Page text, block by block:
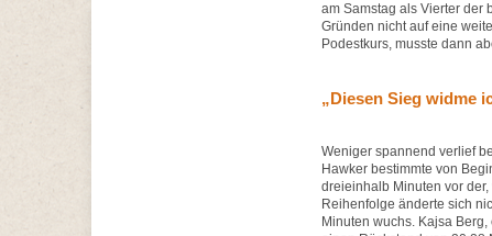
am Samstag als Vierter der
Gründen nicht auf eine
Podestkurs, musste dann
„Diesen Sieg widme
Weniger spannend verlief
Hawker bestimmte von
dreieinhalb Minuten vor
Reihenfolge änderte sich
Minuten wuchs. Kajsa